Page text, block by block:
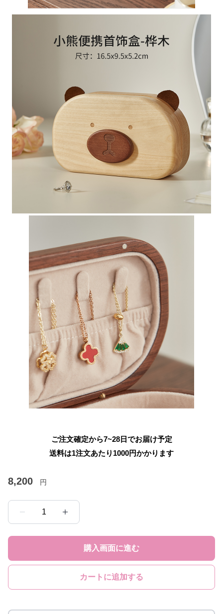
ご注文確定から7~28日でお届け予定
送料は1注文あたり 1000円かかります
8,200 円
1
購入画面に進む
カートに追加する